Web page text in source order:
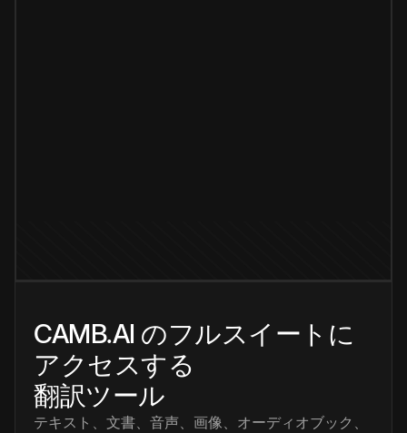
CAMB.AI のフルスイートに
アクセスする
翻訳ツール
テキスト、文書、音声、画像、オーディオブック、